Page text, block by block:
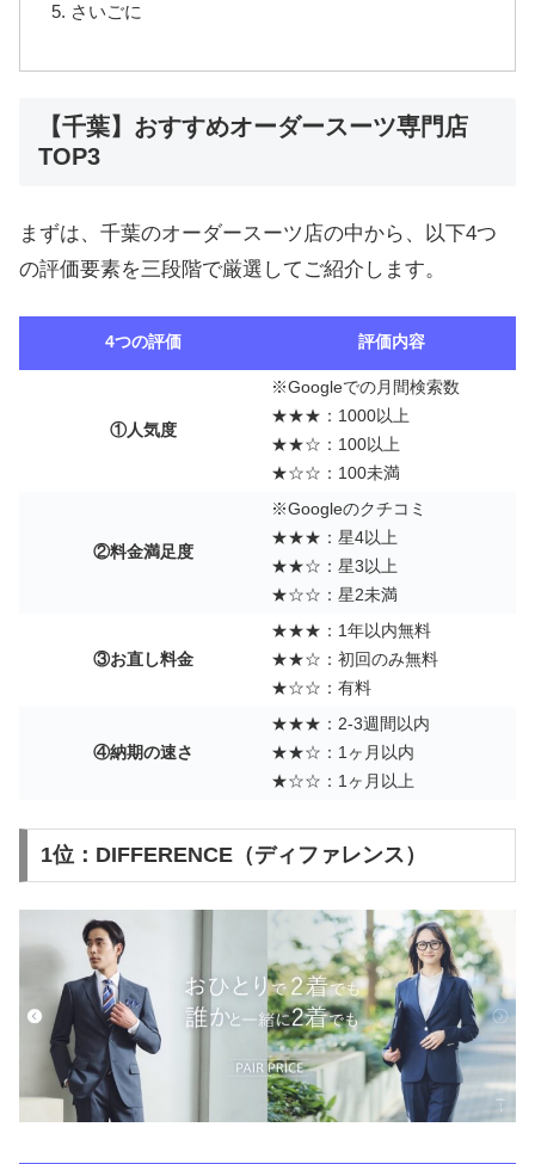
さいごに
【千葉】おすすめオーダースーツ専門店
TOP3
まずは、千葉のオーダースーツ店の中から、以下4つ
の評価要素を三段階で厳選してご紹介します。
4つの評価 評価内容
①人気度
※Googleでの月間検索数
★★★：1000以上
★★☆：100以上
★☆☆：100未満
②料金満足度
※Googleのクチコミ
★★★：星4以上
★★☆：星3以上
★☆☆：星2未満
③お直し料金
★★★：1年以内無料
★★☆：初回のみ無料
★☆☆：有料
④納期の速さ
★★★：2-3週間以内
★★☆：1ヶ月以内
★☆☆：1ヶ月以上
1位：DIFFERENCE（ディファレンス）